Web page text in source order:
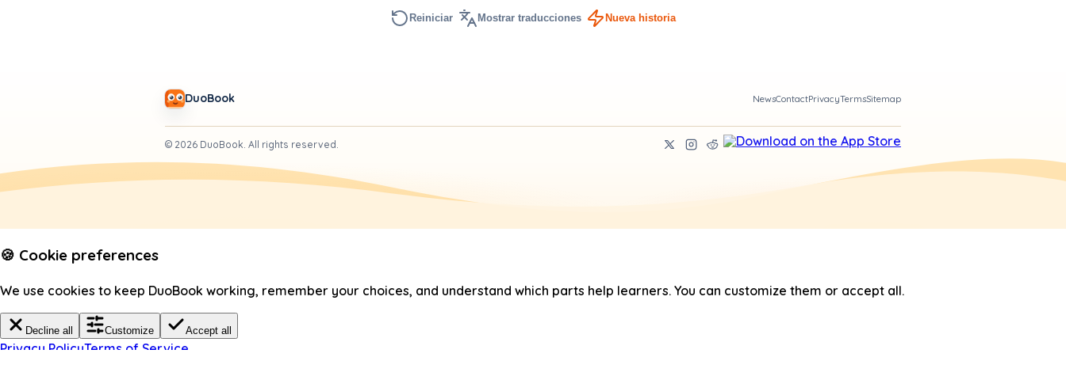
Reiniciar Mostrar traducciones Nueva historia
DuoBook NewsContactPrivacyTermsSitemap
© 2026 DuoBook. All rights reserved.
🍪 Cookie preferences
We use cookies to keep DuoBook working, remember your choices, and understand which parts help learners. You can customize them or accept all.
Decline all Customize Accept all
Privacy PolicyTerms of Service